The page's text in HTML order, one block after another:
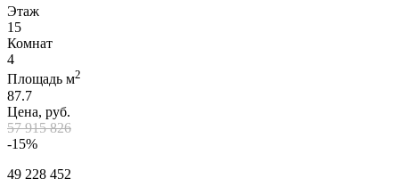
Этаж
15
Комнат
4
Площадь м2
87.7
Цена, руб.
57 915 826
-15%
49 228 452